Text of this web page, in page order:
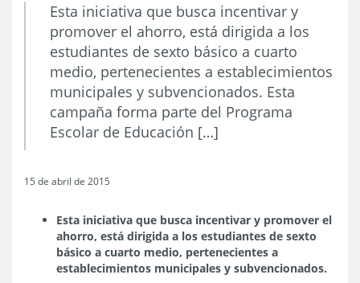
Esta iniciativa que busca incentivar y
promover el ahorro, está dirigida a los
estudiantes de sexto básico a cuarto
medio, pertenecientes a establecimientos
municipales y subvencionados. Esta
campaña forma parte del Programa
Escolar de Educación […]
15 de abril de 2015
Esta iniciativa que busca incentivar y promover el
ahorro, está dirigida a los estudiantes de sexto
básico a cuarto medio, pertenecientes a
establecimientos municipales y subvencionados.